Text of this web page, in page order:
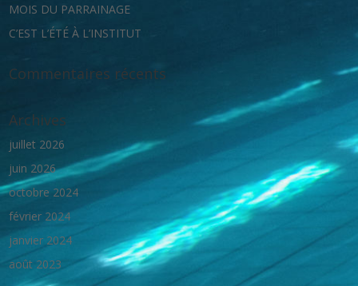
MOIS DU PARRAINAGE
C’EST L’ÉTÉ À L’INSTITUT
Commentaires récents
Archives
juillet 2026
juin 2026
octobre 2024
février 2024
janvier 2024
août 2023